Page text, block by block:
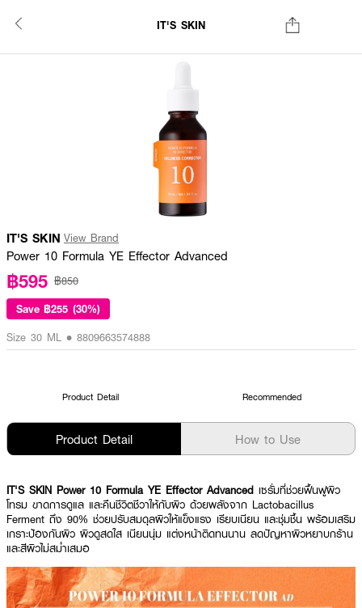
IT'S SKIN
IT'S SKIN View Brand
Power 10 Formula YE Effector Advanced
฿595 ฿850
Save ฿255 (30%)
Size 30 ML • 8809663574888
Product Detail Recommended
Product Detail How to Use
IT'S SKIN Power 10 Formula YE Effector Advanced เซรั่มที่ช่วยฟื้นฟูผิว
โทรม ขาดการดูแล และคืนชีวิตชีวาให้กับผิว ด้วยพลังจาก Lactobacillus
Ferment ถึง 90% ช่วยปรับสมดุลผิวให้แข็งแรง เรียบเนียน และชุ่มชื้น พร้อมเสริม
เกราะป้องกันผิว ผิวดูสดใส เนียนนุ่ม แต่งหน้าติดทนนาน ลดปัญหาผิวหยาบกร้าน
และสีผิวไม่สม่ำเสมอ